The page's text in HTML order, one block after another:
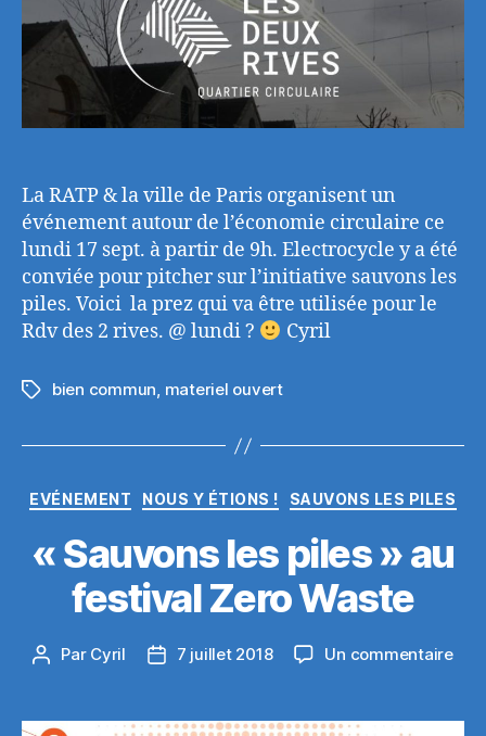
sept.
à
Station
La RATP & la ville de Paris organisent un
événement autour de l’économie circulaire ce
lundi 17 sept. à partir de 9h. Electrocycle y a été
conviée pour pitcher sur l’initiative sauvons les
piles. Voici la prez qui va être utilisée pour le
Rdv des 2 rives. @ lundi ?
Cyril
Étiquettes
bien commun, materiel ouvert
Catégories
EVÉNEMENT NOUS Y ÉTIONS ! SAUVONS LES PILES
« Sauvons les piles » au
festival Zero Waste
Auteur
Par Cyril
Date7 juillet 2018 Un commentairesur